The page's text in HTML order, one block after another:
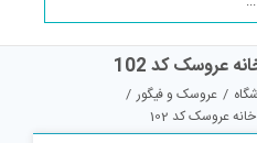
عروسک کد 102
/ عروسک و فیگور /
عروسک کد 102